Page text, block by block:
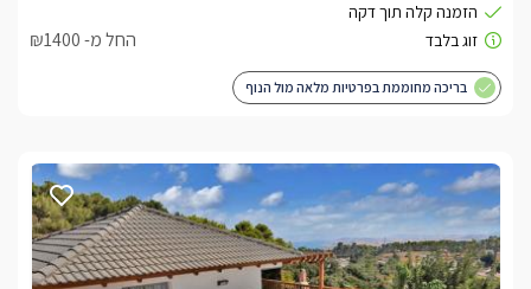
החל מ- ₪1400
בריכה מחוממת בפרטיות מלאה מול הנוף